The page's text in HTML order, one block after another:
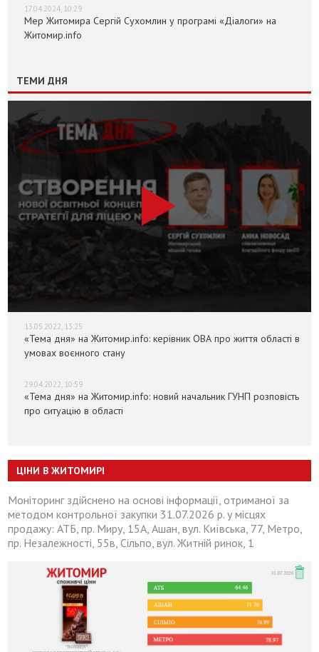
17.04.2024, 10:29
Мер Житомира Сергій Сухомлин у програмі «Діалоги» на
Житомир.info
ТЕМИ ДНЯ
13.05.2022, 13:25
«Тема дня» на Житомир.info: керівник ОВА про життя області в
умовах воєнного стану
29.04.2022, 10:59
«Тема дня» на Житомир.info: новий начальник ГУНП розповість
про ситуацію в області
ЦІНИ В ЖИТОМИРІ
Моніторинг здійснено на основі інформації, отриманої за
методом контрольної закупки 31.07.2026 р. у місцях
продажу: АТБ, пр. Миру, 15А, Ашан, вул. Київська, 77, Метро,
пр. Незалежності, 55в, Сільпо, вул. Житній ринок, 1